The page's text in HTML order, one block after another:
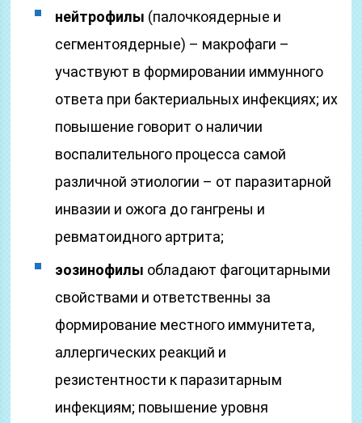
нейтрофилы (палочкоядерные и
сегментоядерные) – макрофаги –
участвуют в формировании иммунного
ответа при бактериальных инфекциях; их
повышение говорит о наличии
воспалительного процесса самой
различной этиологии – от паразитарной
инвазии и ожога до гангрены и
ревматоидного артрита;
эозинофилы обладают фагоцитарными
свойствами и ответственны за
формирование местного иммунитета,
аллергических реакций и
резистентности к паразитарным
инфекциям; повышение уровня